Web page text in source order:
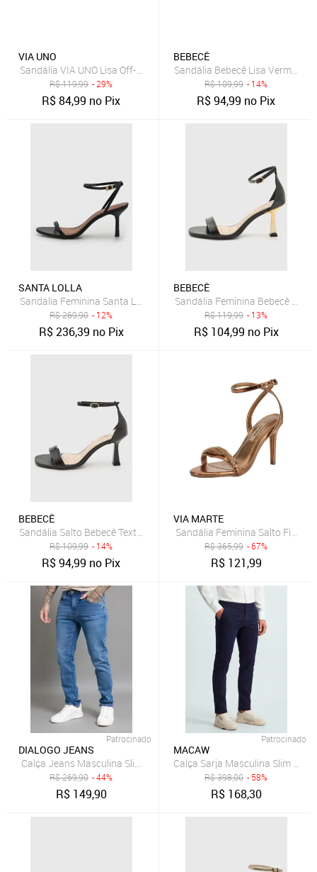
VIA UNO
Sandália VIA UNO Lisa Off-White
R$119,99 - 29%
R$84,99 no Pix
BEBECÊ
Sandália Bebecê Lisa Vermelha
R$109,99 - 14%
R$94,99 no Pix
SANTA LOLLA
Sandália Feminina Santa Lolla Couro Salto Alto Preta
R$269,90 - 12%
R$236,39 no Pix
BEBECÊ
Sandália Feminina Bebecê Bico
R$119,99 - 13%
R$ 104,99 no Pix
BEBECÊ
Sandália Salto Bebecê Textura Croco Preta
R$109,99 - 14%
R$94,99 no Pix
VIA MARTE
Sandália Feminina Salto Fino
R$365,99 - 67%
R$ 121,99
Patrocinado
DIALOGO JEANS
Calça Jeans Masculina Slim Fit com Elastano Dialogo
R$269,90 - 44%
R$ 149,90
Patrocinado
MACAW
R$398,00 - 58%
R$ 168,30